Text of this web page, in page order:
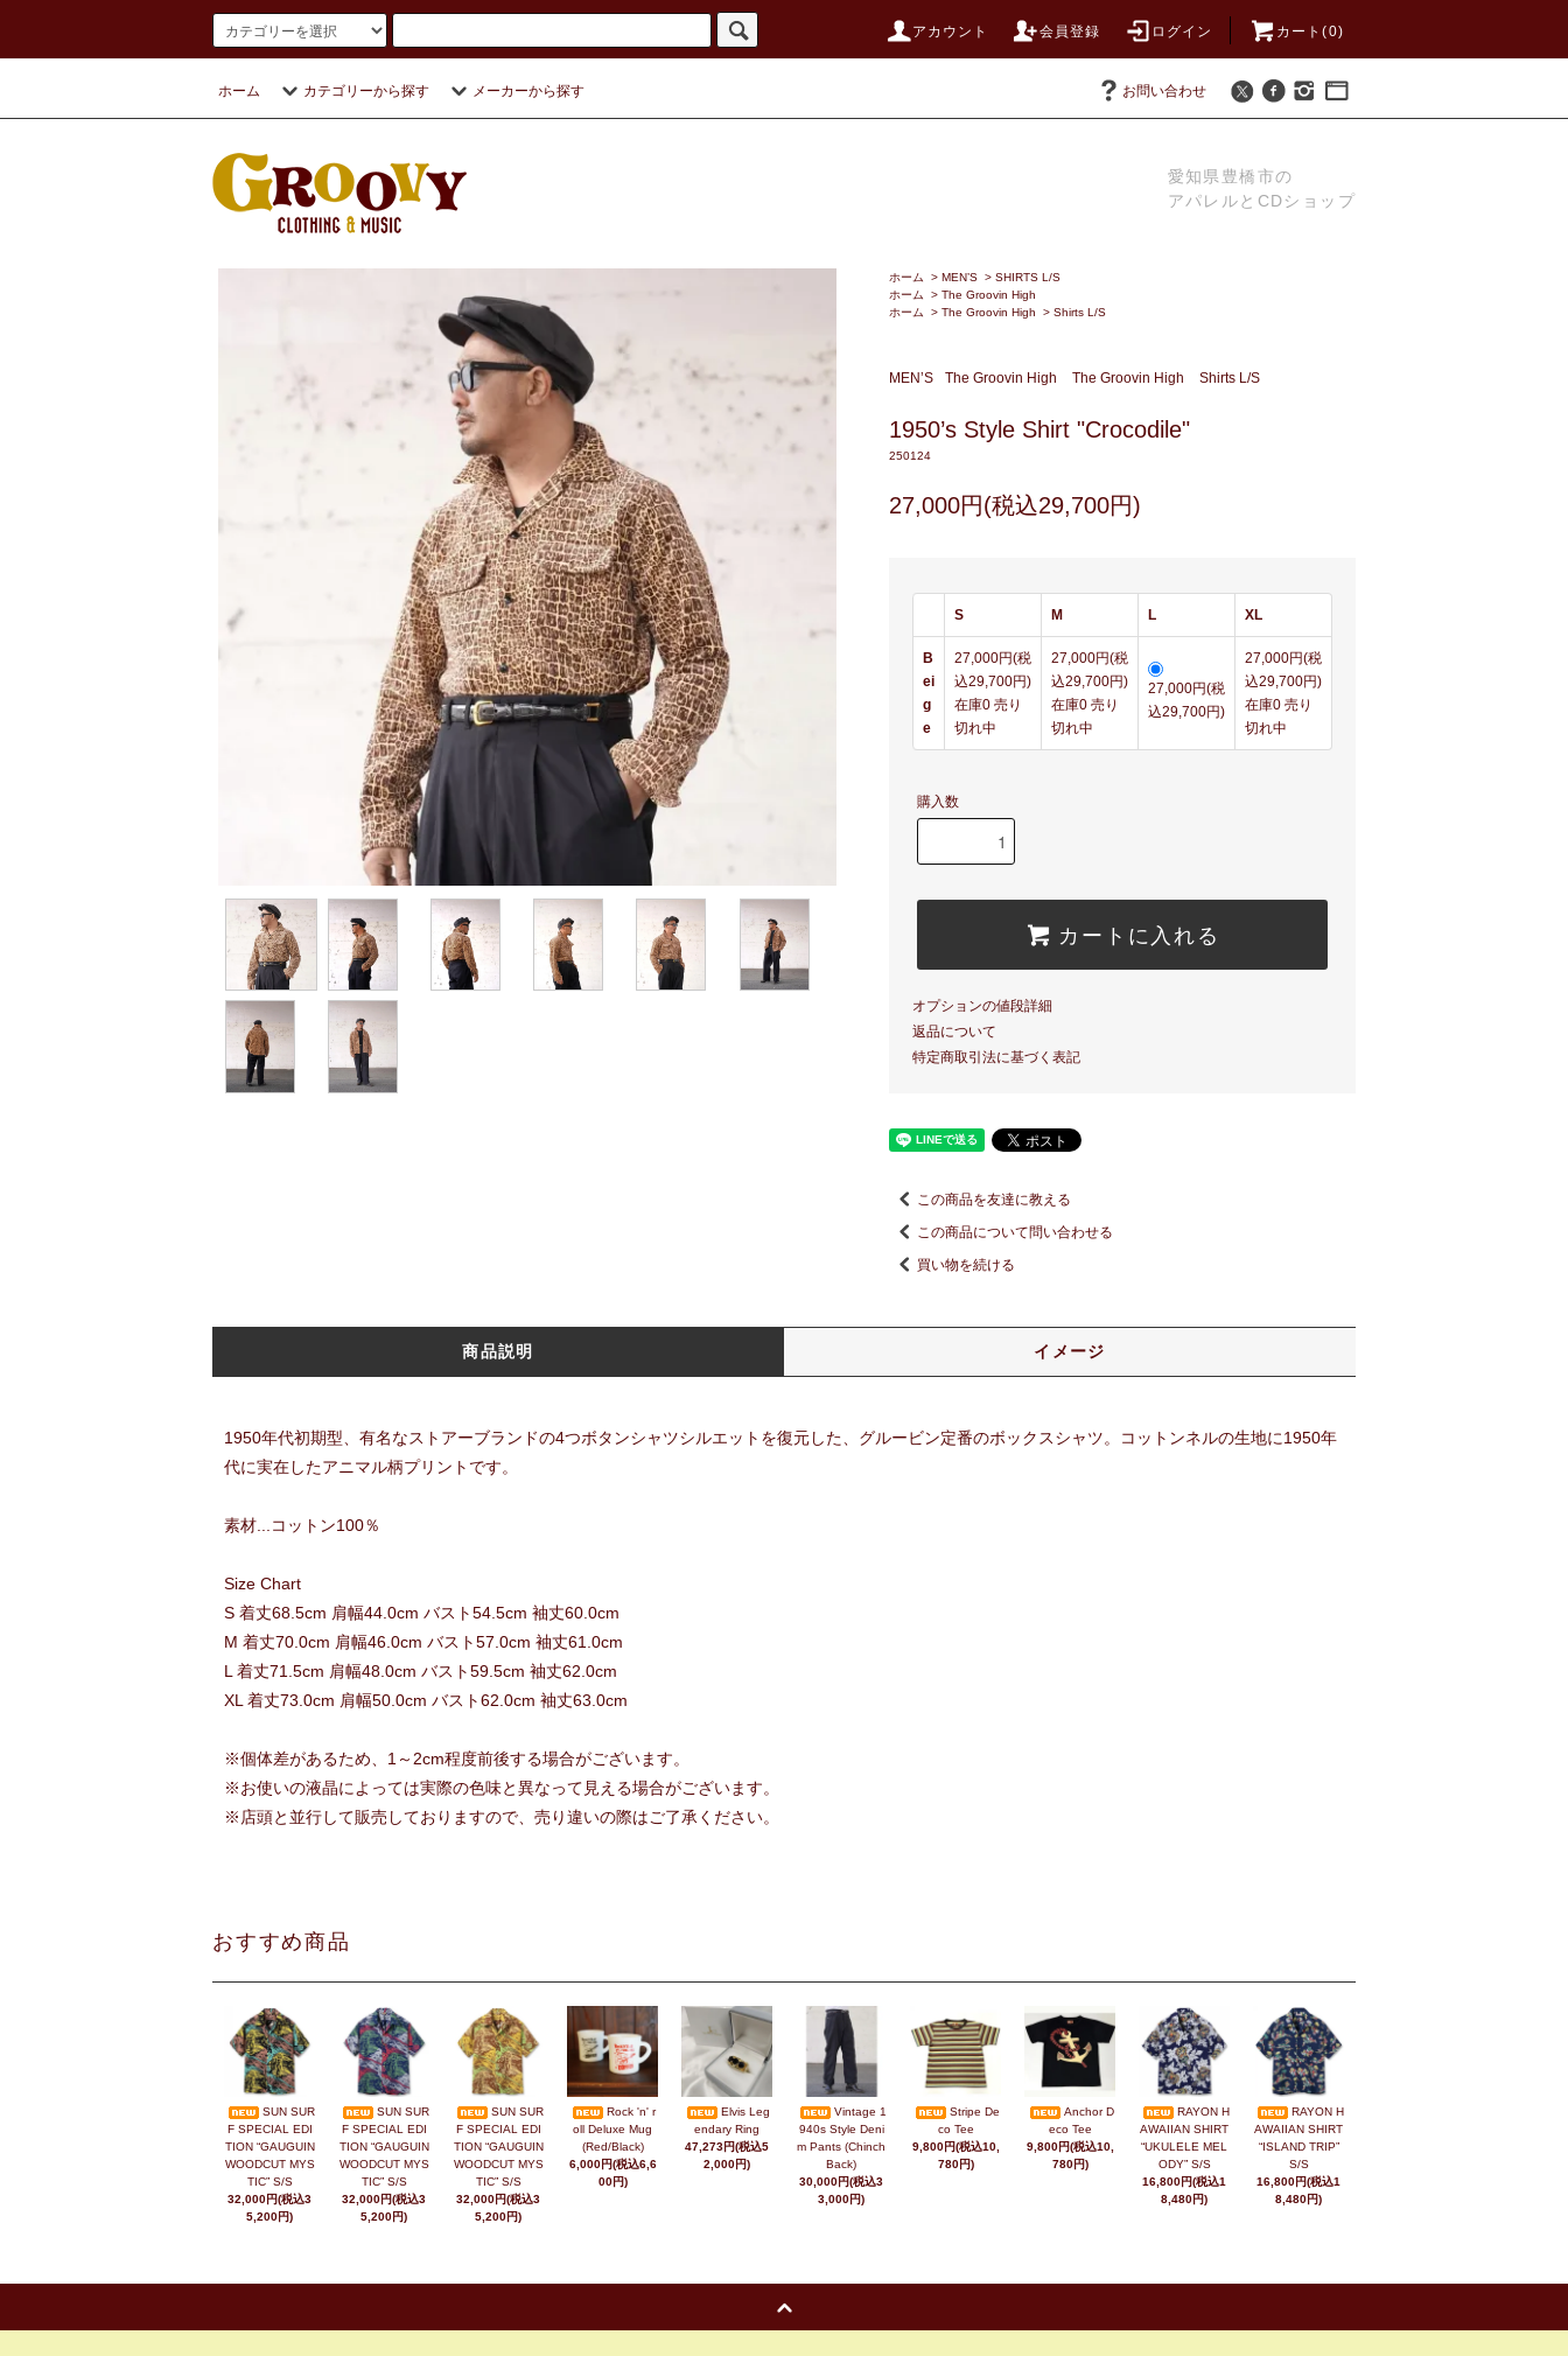
アカウント 会員登録 ログイン カート(0)
ホーム カテゴリーから探す メーカーから探す お問い合わせ
愛知県豊橋市の
アパレルとCDショップ
ホーム > MEN’S > SHIRTS L/S
ホーム
> The Groovin High
ホーム
> The Groovin High > Shirts L/S
MEN’S The Groovin High The Groovin High Shirts L/S
1950’s Style Shirt "Crocodile"
250124
27,000円(税込29,700円)
S M L XL
B
ei
g
e
27,000円(税
込29,700円)
在庫0 売り
切れ中
27,000円(税
込29,700円)
在庫0 売り
切れ中
27,000円(税
込29,700円)
27,000円(税
込29,700円)
在庫0 売り
切れ中
購入数
カートに入れる
オプションの値段詳細
返品について
特定商取引法に基づく表記
この商品を友達に教える
この商品について問い合わせる
買い物を続ける
商品説明 イメージ
1950年代初期型、有名なストアーブランドの4つボタンシャツシルエットを復元した、グルービン定番のボックスシャツ。コットンネルの生地に1950年
代に実在したアニマル柄プリントです。
素材...コットン100％
Size Chart
S 着丈68.5cm 肩幅44.0cm バスト54.5cm 袖丈60.0cm
M 着丈70.0cm 肩幅46.0cm バスト57.0cm 袖丈61.0cm
L 着丈71.5cm 肩幅48.0cm バスト59.5cm 袖丈62.0cm
XL 着丈73.0cm 肩幅50.0cm バスト62.0cm 袖丈63.0cm
※個体差があるため、1～2cm程度前後する場合がございます。
※お使いの液晶によっては実際の色味と異なって見える場合がございます。
※店頭と並行して販売しておりますので、売り違いの際はご了承ください。
おすすめ商品
SUN SUR
F SPECIAL EDI
TION “GAUGUIN
WOODCUT MYS
TIC” S/S
32,000円(税込3
5,200円)
SUN SUR
F SPECIAL EDI
TION “GAUGUIN
WOODCUT MYS
TIC” S/S
32,000円(税込3
5,200円)
SUN SUR
F SPECIAL EDI
TION “GAUGUIN
WOODCUT MYS
TIC” S/S
32,000円(税込3
5,200円)
Rock 'n' r
oll Deluxe Mug
(Red/Black)
6,000円(税込6,6
00円)
Elvis Leg
endary Ring
47,273円(税込5
2,000円)
Vintage 1
940s Style Deni
m Pants (Chinch
Back)
30,000円(税込3
3,000円)
Stripe De
co Tee
9,800円(税込10,
780円)
Anchor D
eco Tee
9,800円(税込10,
780円)
RAYON H
AWAIIAN SHIRT
“UKULELE MEL
ODY” S/S
16,800円(税込1
8,480円)
RAYON H
AWAIIAN SHIRT
“ISLAND TRIP”
S/S
16,800円(税込1
8,480円)